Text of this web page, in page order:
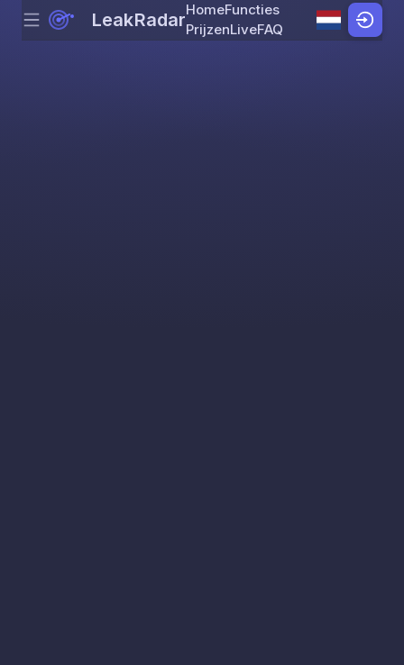
Skip to content
Menu LeakRadarHomeFuncties
PrijzenLiveFAQ